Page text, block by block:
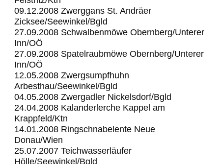
09.12.2008 Zwerggans St. Andräer
Zicksee/Seewinkel/Bgld
27.09.2008 Schwalbenmöwe Obernberg/Unterer
Inn/OÖ
27.09.2008 Spatelraubmöwe Obernberg/Unterer
Inn/OÖ
12.05.2008 Zwergsumpfhuhn
Arbesthau/Seewinkel/Bgld
04.05.2008 Zwergadler Nickelsdorf/Bgld
24.04.2008 Kalanderlerche Kappel am
Krappfeld/Ktn
14.01.2008 Ringschnabelente Neue
Donau/Wien
25.07.2007 Teichwasserläufer
Hölle/Seewinkel/Bgld